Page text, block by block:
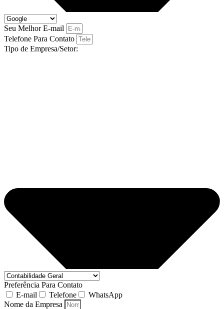
Seu Melhor E-mail
Telefone Para Contato
Tipo de Empresa/Setor:
Preferência Para Contato
E-mail
Telefone
WhatsApp
Nome da Empresa